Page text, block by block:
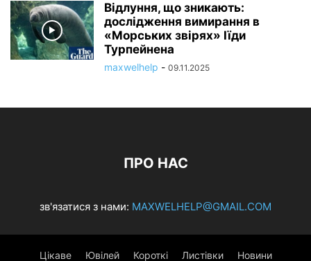
Відлуння, що зникають:
дослідження вимирання в
«Морських звірях» Іїди
Турпейнена
maxwelhelp - 09.11.2025
ПРО НАС
зв'язатися з нами: MAXWELHELP@GMAIL.COM
Цікаве Ювілей Короткі Листівки Новини